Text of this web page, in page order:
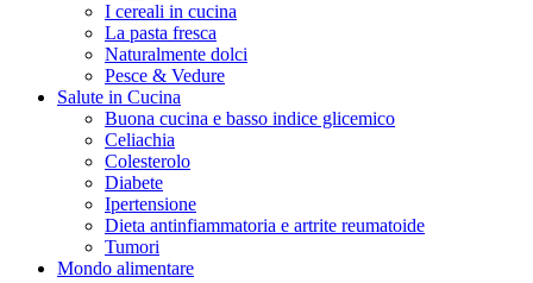
I cereali in cucina
La pasta fresca
Naturalmente dolci
Pesce & Vedure
Salute in Cucina
Buona cucina e basso indice glicemico
Celiachia
Colesterolo
Diabete
Ipertensione
Dieta antinfiammatoria e artrite reumatoide
Tumori
Mondo alimentare